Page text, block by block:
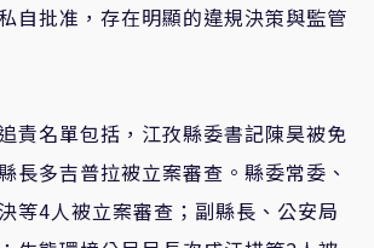
自批准，存在明顯的違規決策與監管
責名單包括，江孜縣委書記陳昊被免
長多吉普拉被立案審查。縣委常委、
等4人被立案審查；副縣長、公安局